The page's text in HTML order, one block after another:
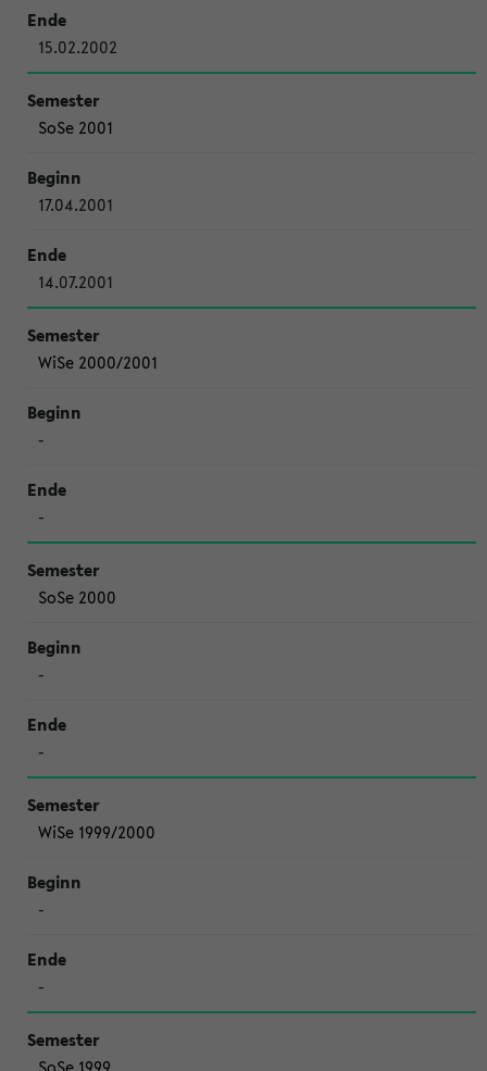
15.02.2002
SoSe 2001
17.04.2001
14.07.2001
WiSe 2000/2001
-
-
SoSe 2000
-
-
WiSe 1999/2000
-
-